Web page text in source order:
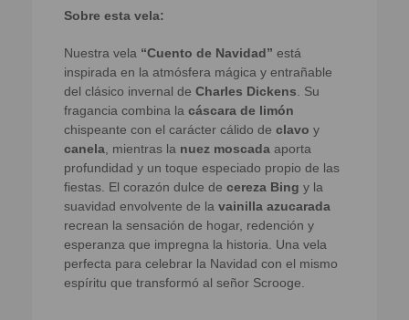
Sobre esta vela:
Nuestra vela “Cuento de Navidad” está
inspirada en la atmósfera mágica y entrañable
del clásico invernal de Charles Dickens . Su
fragancia combina la cáscara de limón
chispeante con el carácter cálido de clavo y
canela , mientras la nuez moscada aporta
profundidad y un toque especiado propio de las
fiestas. El corazón dulce de cereza Bing y la
suavidad envolvente de la vainilla azucarada
recrean la sensación de hogar, redención y
esperanza que impregna la historia. Una vela
perfecta para celebrar la Navidad con el mismo
espíritu que transformó al señor Scrooge.